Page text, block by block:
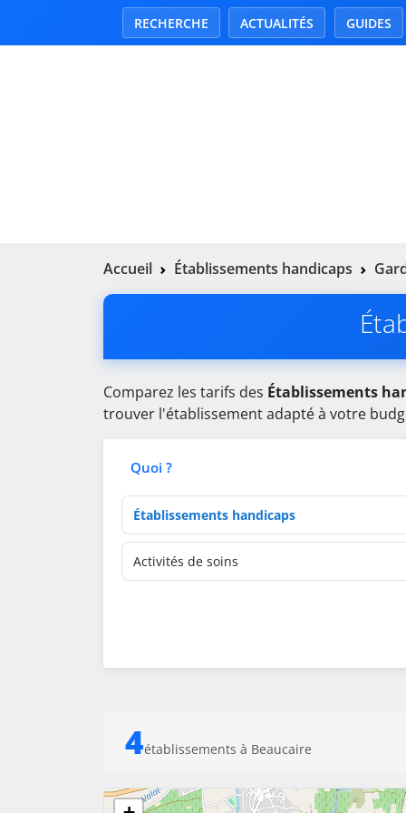
RECHERCHE ACTUALITÉS GUIDES
Accueil Établissements handicaps
Comparez les tarifs des Établissements
trouver l'établissement adapté à votre
Quoi ?
Type d'établissement
Activités de soins
4établissements à Beaucaire